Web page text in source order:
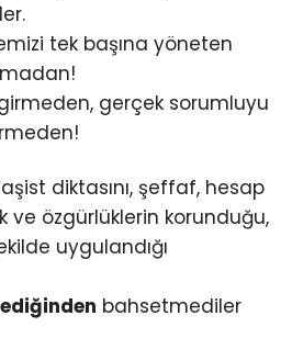
tek başına yöneten
gerçek sorumluyu
diktasını, şeffaf, hesap
ve özgürlüklerin korunduğu,
uygulandığı
bahsetmediler